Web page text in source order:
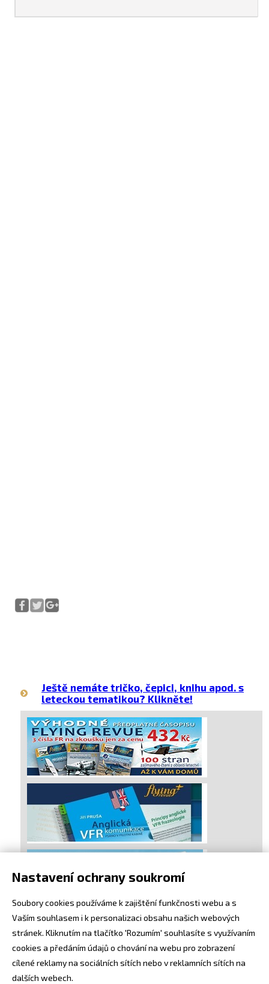
Ještě nemáte tričko, čepici, knihu apod. s
leteckou tematikou? Klikněte!
Nastavení ochrany soukromí
Soubory cookies používáme k zajištění funkčnosti webu a s
Vaším souhlasem i k personalizaci obsahu našich webových
stránek. Kliknutím na tlačítko 'Rozumím' souhlasíte s využívaním
cookies a předáním údajů o chování na webu pro zobrazení
cílené reklamy na sociálních sítích nebo v reklamních sítích na
dalších webech.